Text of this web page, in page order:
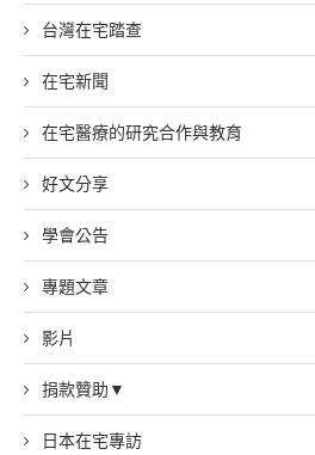
台灣在宅踏查
在宅新聞
在宅醫療的研究合作與教育
好文分享
學會公告
專題文章
影片
捐款贊助▼
日本在宅專訪